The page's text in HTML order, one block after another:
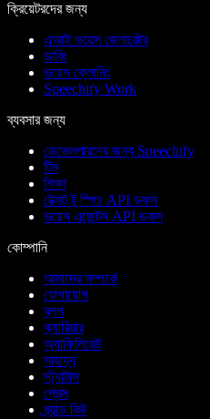
ক্রিয়েটরদের জন্য
এআই ভয়েস জেনারেটর
ডাবিং
ভয়েস ক্লোনিং
Speechify Work
ব্যবসার জন্য
ডেভেলপারদের জন্য Speechify
টিম
শিক্ষা
টেক্সট টু স্পিচ API ডকস
ভয়েস এজেন্টস API ডকস
কোম্পানি
আমাদের সম্পর্কে
যোগাযোগ
ব্লগ
ক্যারিয়ার
অ্যাফিলিয়েট
সাহায্য
স্ট্যাটাস
প্রেস
ব্র্যান্ড কিট